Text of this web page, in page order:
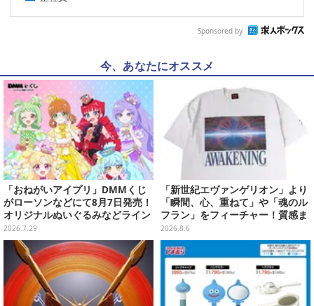
Sponsored by
今、あなたにオススメ
「おねがいアイプリ」DMMくじ
がローソンなどにて8月7日発売！
オリジナルぬいぐるみなどライン
ナップ、各等賞にスペシャルアイ
プリカードが付属
2026.7.29
「新世紀エヴァンゲリオン」より
「瞬間、心、重ねて」や「魂のル
フラン」をフィーチャー！質感ま
でこだわった高級Tシャツが8月7
日発売
2026.8.6